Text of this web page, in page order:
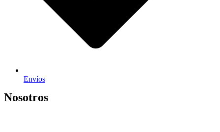
Envíos
Nosotros